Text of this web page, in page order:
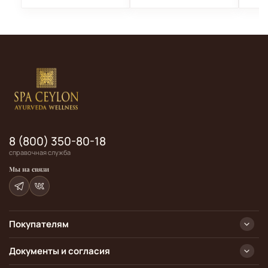
Покупателям
Документы и согласия
8 (800) 350-80-18
справочная служба
Мы на связи